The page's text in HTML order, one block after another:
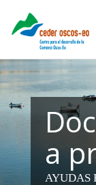
contenido
a
AYUDAS